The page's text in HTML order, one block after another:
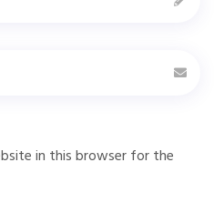
in this browser for the